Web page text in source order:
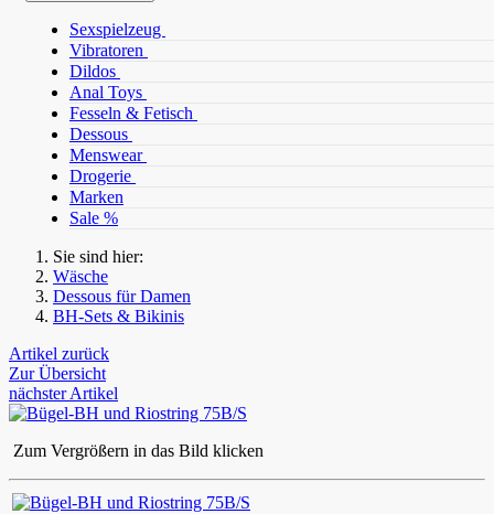
Sexspielzeug
Vibratoren
Dildos
Anal Toys
Fesseln & Fetisch
Dessous
Menswear
Drogerie
Marken
Sale %
Sie sind hier:
Wäsche
Dessous für Damen
BH-Sets & Bikinis
Artikel zurück
Zur Übersicht
nächster Artikel
Zum Vergrößern in das Bild klicken